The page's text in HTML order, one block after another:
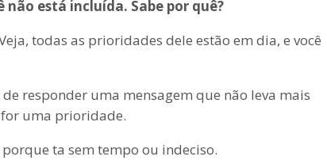
está incluída. Sabe por quê?
todas as prioridades dele estão em dia, e você
responder uma mensagem que não leva mais
for uma prioridade.
ta sem tempo ou indeciso.